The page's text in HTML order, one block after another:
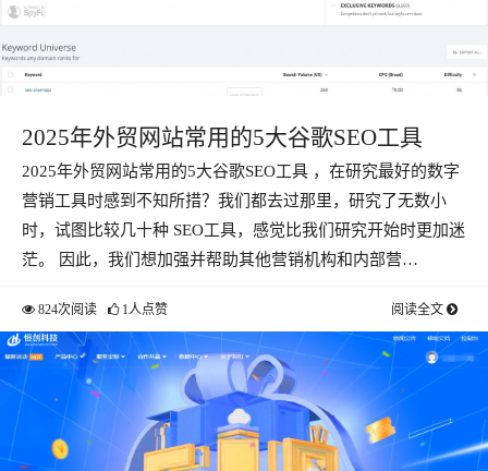
2025年外贸网站常用的5大谷歌SEO工具
2025年外贸网站常用的5大谷歌SEO工具 ，在研究最好的数字
营销工具时感到不知所措？我们都去过那里，研究了无数小
时，试图比较几十种 SEO工具，感觉比我们研究开始时更加迷
茫。 因此，我们想加强并帮助其他营销机构和内部营…
824次阅读 1人点赞 阅读全文